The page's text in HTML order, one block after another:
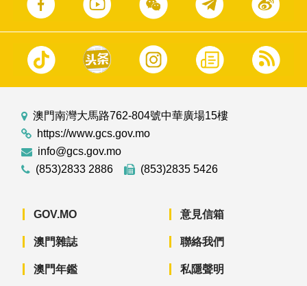
澳門南灣大馬路762-804號中華廣場15樓
https://www.gcs.gov.mo
info@gcs.gov.mo
(853)2833 2886
(853)2835 5426
GOV.MO
澳門雜誌
澳門年鑑
意見信箱
聯絡我們
私隱聲明